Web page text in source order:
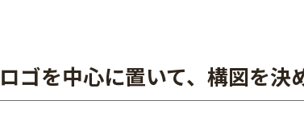
ロゴを中心に置いて、構図を決